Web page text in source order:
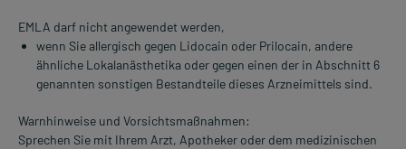
EMLA darf nicht angewendet werden,
wenn Sie allergisch gegen Lidocain oder Prilocain, andere
ähnliche Lokalanästhetika oder gegen einen der in Abschnitt 6
genannten sonstigen Bestandteile dieses Arzneimittels sind.
Warnhinweise und Vorsichtsmaßnahmen:
Sprechen Sie mit Ihrem Arzt, Apotheker oder dem medizinischen